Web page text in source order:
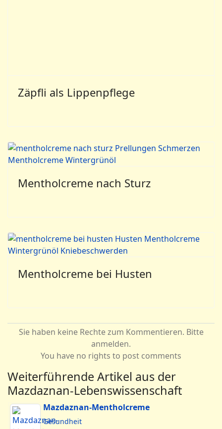
Mentholcreme bei Husten
anmelden.
You have no rights to post comments
Weiterführende Artikel aus der
Mentholcreme, Neura-Balsam oder
Nervencreme ist ein besonders starkes
Rezept aus der Reihe der Mazdaznan-Pflegemittel,
original nach Dr. O. …...
Schlag nach bei Mazdaznan: Die
Mazdaznan-Hausapotheke für Herbst und
Winter
Gesundheit
Der Herbst hat Einzug gehalten und kündigt
den nahenden Winter an. Kälte, Nässe,